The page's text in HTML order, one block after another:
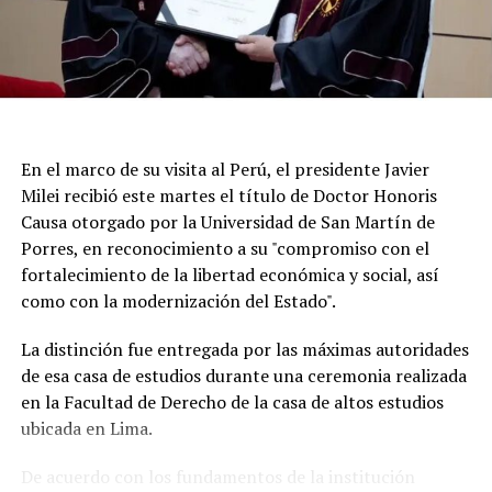
Según la reconstrucción realizada por los
Maldonado y luego se había ido hacia Punta del Este.
Un chofer de ómnibus aportó información clave al
recordar que la había trasladado y permitió a los
En el marco de su visita al Perú, el presidente Javier
Milei recibió este martes el título de Doctor Honoris
Causa otorgado por la Universidad de San Martín de
Porres, en reconocimiento a su "compromiso con el
fortalecimiento de la libertad económica y social, así
como con la modernización del Estado".
La distinción fue entregada por las máximas autoridades
de esa casa de estudios durante una ceremonia realizada
en la Facultad de Derecho de la casa de altos estudios
ubicada en Lima.